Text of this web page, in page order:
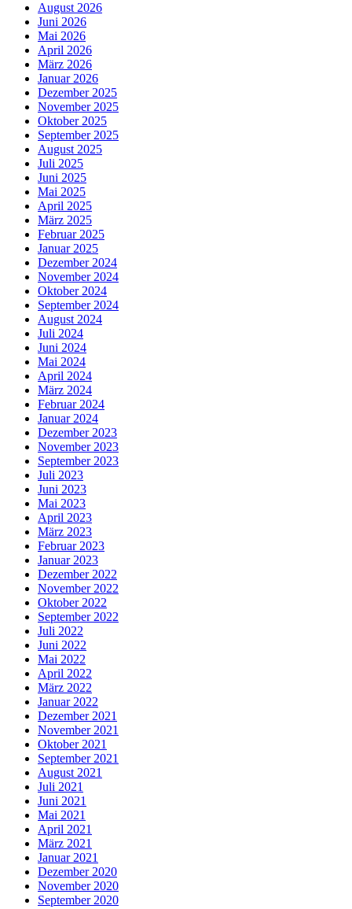
August 2026
Juni 2026
Mai 2026
April 2026
März 2026
Januar 2026
Dezember 2025
November 2025
Oktober 2025
September 2025
August 2025
Juli 2025
Juni 2025
Mai 2025
April 2025
März 2025
Februar 2025
Januar 2025
Dezember 2024
November 2024
Oktober 2024
September 2024
August 2024
Juli 2024
Juni 2024
Mai 2024
April 2024
März 2024
Februar 2024
Januar 2024
Dezember 2023
November 2023
September 2023
Juli 2023
Juni 2023
Mai 2023
April 2023
März 2023
Februar 2023
Januar 2023
Dezember 2022
November 2022
Oktober 2022
September 2022
Juli 2022
Juni 2022
Mai 2022
April 2022
März 2022
Januar 2022
Dezember 2021
November 2021
Oktober 2021
September 2021
August 2021
Juli 2021
Juni 2021
Mai 2021
April 2021
März 2021
Januar 2021
Dezember 2020
November 2020
September 2020